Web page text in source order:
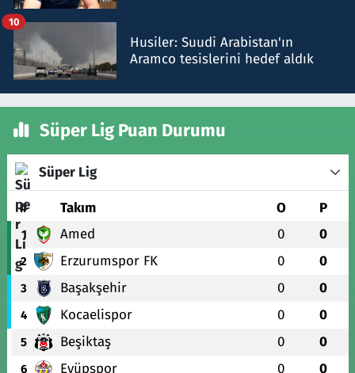
Husiler: Suudi Arabistan'ın
Aramco tesislerini hedef aldık
10
Süper Lig Puan Durumu
Süper Lig
# Takım O P
1 Amed 0 0
2 Erzurumspor FK 0 0
3 Başakşehir 0 0
4 Kocaelispor 0 0
5 Beşiktaş 0 0
6 Eyüpspor 0 0